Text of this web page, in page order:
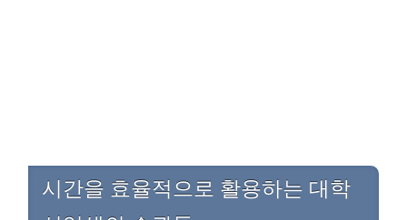
시간을 효율적으로 활용하는 대학